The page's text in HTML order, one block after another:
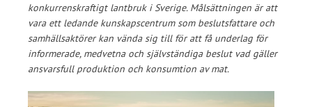
konkurrenskraftigt lantbruk i Sverige. Målsättningen är att
vara ett ledande kunskapscentrum som beslutsfattare och
samhällsaktörer kan vända sig till för att få underlag för
informerade, medvetna och självständiga beslut vad gäller
ansvarsfull produktion och konsumtion av mat.